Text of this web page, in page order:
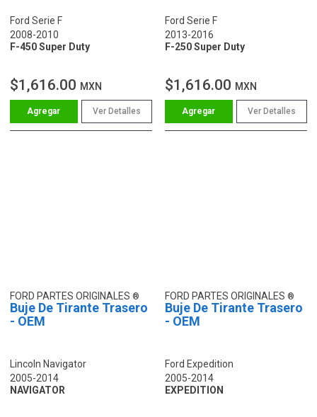
Ford Serie F
2008-2010
F-450 Super Duty
$1,616.00 MXN
Ver Detalles
Ford Serie F
2013-2016
F-250 Super Duty
$1,616.00 MXN
Ver Detalles
FORD PARTES ORIGINALES
Buje De Tirante Trasero
- OEM
Lincoln Navigator
2005-2014
NAVIGATOR
FORD PARTES ORIGINALES
Buje De Tirante Trasero
- OEM
Ford Expedition
2005-2014
EXPEDITION